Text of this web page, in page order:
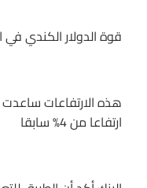
قوة الدولار الكندي
ارتفاعا من 4% سابقا